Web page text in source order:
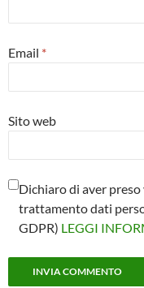
Email *
Sito web
Dichiaro di aver
trattamento dati
GDPR) LEGGI